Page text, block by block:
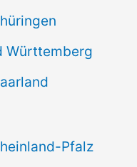
Württemberg
Pfalz